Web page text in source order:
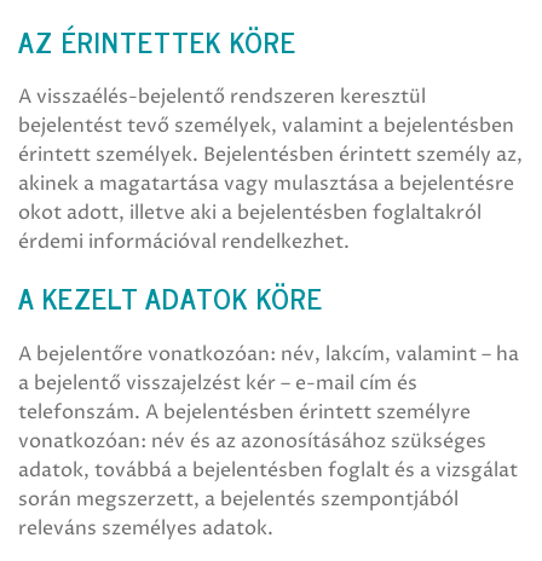
AZ ÉRINTETTEK KÖRE
A visszaélés-bejelentő rendszeren keresztül
bejelentést tevő személyek, valamint a bejelentésben
érintett személyek. Bejelentésben érintett személy az,
akinek a magatartása vagy mulasztása a bejelentésre
okot adott, illetve aki a bejelentésben foglaltakról
érdemi információval rendelkezhet.
A KEZELT ADATOK KÖRE
A bejelentőre vonatkozóan: név, lakcím, valamint – ha
a bejelentő visszajelzést kér – e-mail cím és
telefonszám. A bejelentésben érintett személyre
vonatkozóan: név és az azonosításához szükséges
adatok, továbbá a bejelentésben foglalt és a vizsgálat
során megszerzett, a bejelentés szempontjából
releváns személyes adatok.